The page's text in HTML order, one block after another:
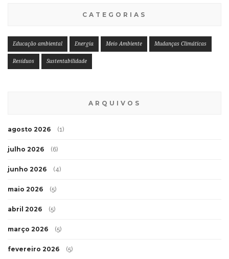
CATEGORIAS
Educação ambiental Energia Meio Ambiente Mudanças Climáticas
Resíduos Sustentabilidade
ARQUIVOS
agosto 2026 (1)
julho 2026 (6)
junho 2026 (4)
maio 2026 (5)
abril 2026 (5)
março 2026 (5)
fevereiro 2026 (5)